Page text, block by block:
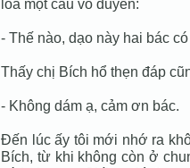
loa một câu vô duyên:
- Thế nào, dạo này hai bác
Thấy chị Bích hổ thẹn đáp
- Không dám ạ, cảm ơn bác.
Đến lúc ấy tôi mới nhớ ra
Bích, từ khi không còn ở